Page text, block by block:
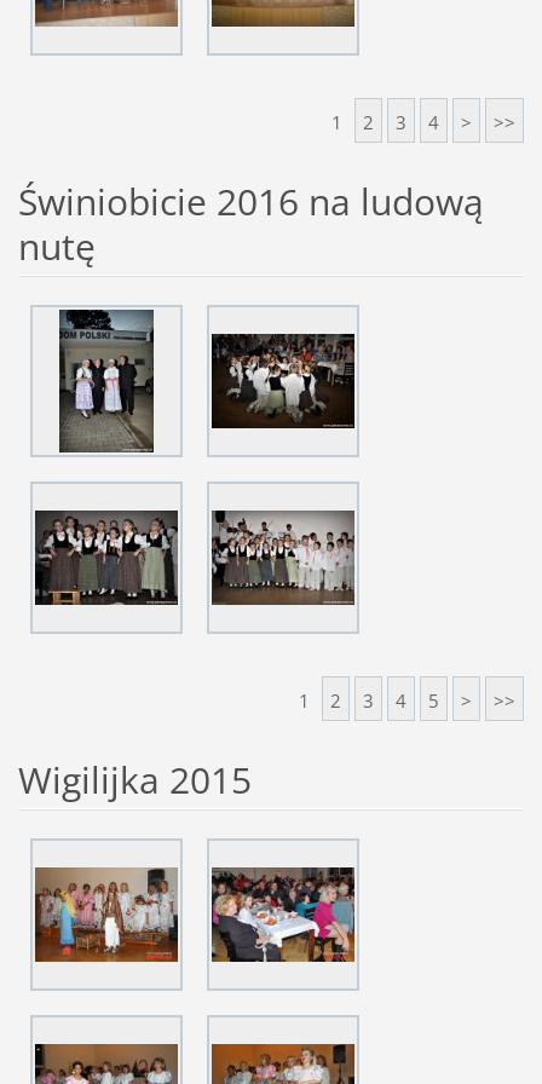
1 2 3 4 > >>
Świniobicie 2016 na ludową
nutę
1 2 3 4 5 > >>
Wigilijka 2015